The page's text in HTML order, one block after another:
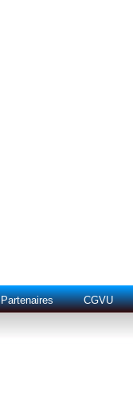
Partenaires CGVU